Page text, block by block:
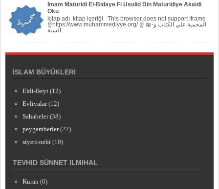
İmam Maturidi El-Bidaye Fi Usulid Din Maturidiye Akaidi
Oku
kitap adı kitap içeriği This browser does not support Iframe
☝https://www.muhammediyye.org/ ☝ 📖-المحمية علي الكتاب و
السنة...
İSLAM BÜYÜKLERI
Ehli-Beyt (12)
Evliyalar (12)
Sahabeler (38)
peygamberler (22)
siyeri-nebi (10)
TEVHID SÜNNET ILMIHAL
Kuran (6)